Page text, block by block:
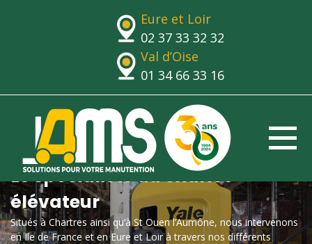
Eure et Loir
02 37 33 32 32
Val d’Oise
01 34 66 33 16
Le spécialiste du chariot
élévateur
Situés à Chartres ainsi qu’à St Ouen l’Aumône, nous intervenons
en Ile de France et en Eure et Loir à travers nos différents